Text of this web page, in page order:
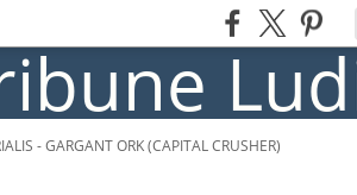
- GARGANT ORK (CAPITAL CRUSHER)